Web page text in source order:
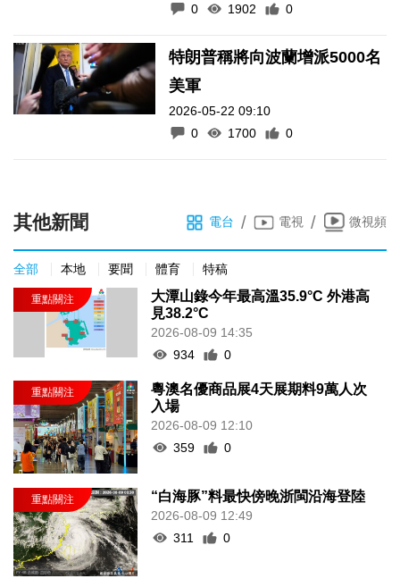
0
1902 0
特朗普稱將向波蘭增派5000名
美軍
2026-05-22 09:10
0
1700 0
其他新聞 電台 / 電視 / 微視頻
全部 本地 要聞 體育 特稿
大潭山錄今年最高溫35.9°C 外港高
見38.2°C
2026-08-09 14:35
934
0
粵澳名優商品展4天展期料9萬人次
入場
2026-08-09 12:10
359
0
“白海豚”料最快傍晚浙閩沿海登陸
2026-08-09 12:49
311
0